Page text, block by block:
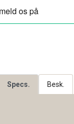
Specs. Besk.